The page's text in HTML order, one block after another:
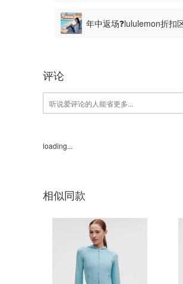
年中返场❓️lululemon折扣
评论
loading...
相似同款